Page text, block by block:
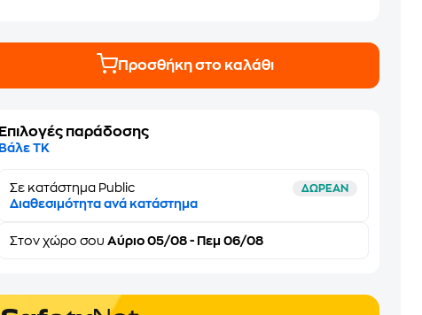
Προσθήκη στο καλάθι
Επιλογές παράδοσης
Βάλε ΤΚ
Σε κατάστημα Public ΔΩΡΕΑΝ
Διαθεσιμότητα ανά κατάστημα
Στονχώρο σου Αύριο 05/08 - Πεμ 06/08